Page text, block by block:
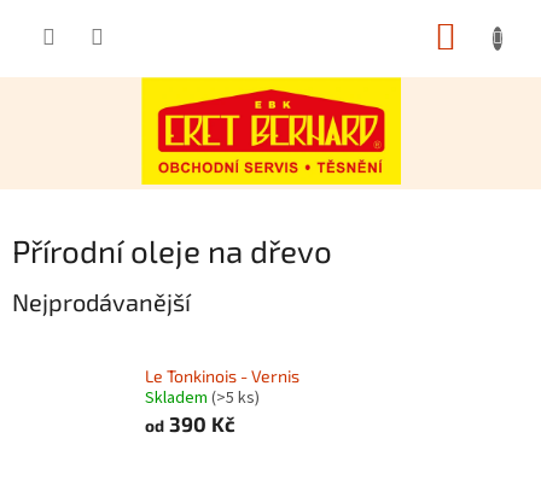
Přírodní oleje na dřevo
Nejprodávanější
Le Tonkinois - Vernis
Skladem (>5 ks)
od 390 Kč